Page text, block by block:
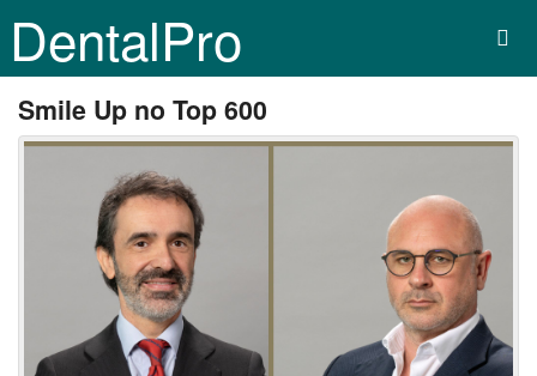
DentalPro
Smile Up no Top 600